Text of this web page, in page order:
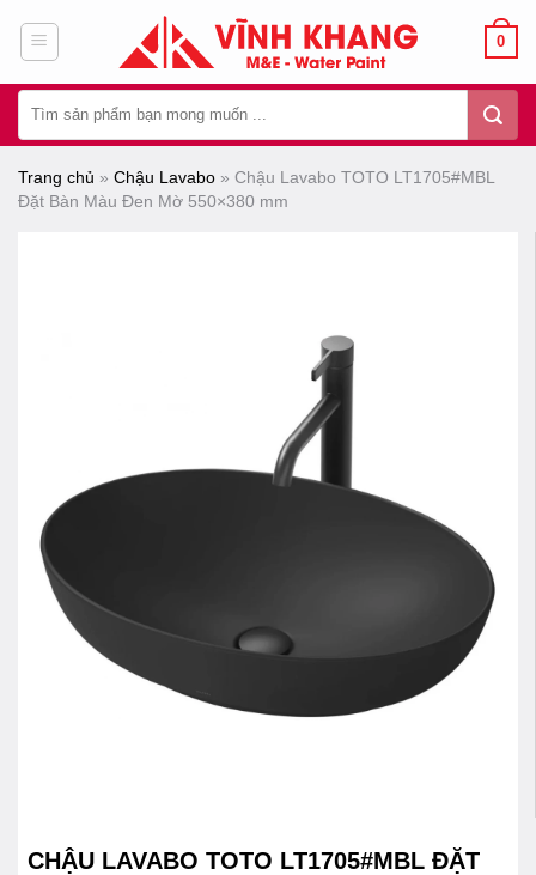
dung
0
kiếm:
Trang chủ » Chậu Lavabo » Chậu Lavabo TOTO LT1705#MBL
Đặt Bàn Màu Đen Mờ 550×380 mm
CHẬU LAVABO TOTO LT1705#MBL ĐẶT